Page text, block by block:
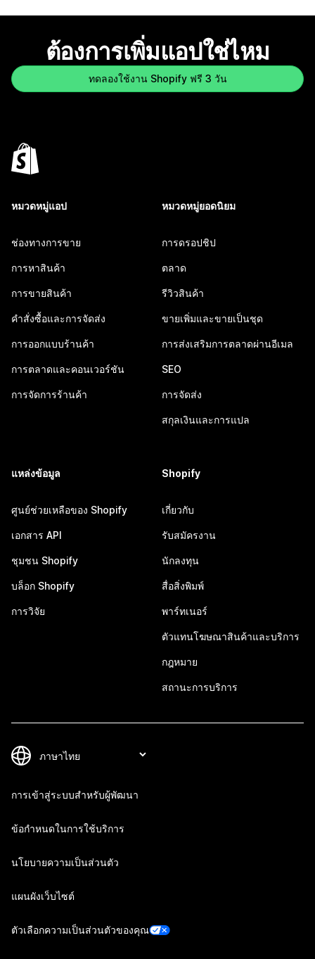
ต้องการเพิ่มแอปใช่ไหม
ทดลองใช้งาน Shopify ฟรี 3 วัน
หมวดหมู่แอป
ช่องทางการขาย
การหาสินค้า
การขายสินค้า
คำสั่งซื้อและการจัดส่ง
การออกแบบร้านค้า
การตลาดและคอนเวอร์ชัน
การจัดการร้านค้า
หมวดหมู่ยอดนิยม
การดรอปชิป
ตลาด
รีวิวสินค้า
ขายเพิ่มและขายเป็นชุด
การส่งเสริมการตลาดผ่านอีเมล
SEO
การจัดส่ง
สกุลเงินและการแปล
แหล่งข้อมูล
ศูนย์ช่วยเหลือของ Shopify
เอกสาร API
ชุมชน Shopify
บล็อก Shopify
การวิจัย
Shopify
เกี่ยวกับ
รับสมัครงาน
นักลงทุน
สื่อสิ่งพิมพ์
พาร์ทเนอร์
ตัวแทนโฆษณาสินค้าและบริการ
กฎหมาย
สถานะการบริการ
การเข้าสู่ระบบสำหรับผู้พัฒนา
ข้อกำหนดในการใช้บริการ
นโยบายความเป็นส่วนตัว
แผนผังเว็บไซต์
ตัวเลือกความเป็นส่วนตัวของคุณ